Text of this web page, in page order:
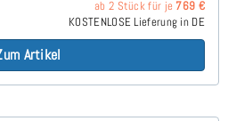
ab 2 Stück für je 769 €
KOSTENLOSE Lieferung in DE
Artikel